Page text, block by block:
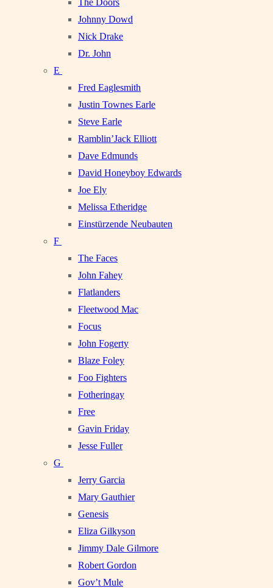
The Doors
Johnny Dowd
Nick Drake
Dr. John
E
Fred Eaglesmith
Justin Townes Earle
Steve Earle
Ramblin’Jack Elliott
Dave Edmunds
David Honeyboy Edwards
Joe Ely
Melissa Etheridge
Einstürzende Neubauten
F
The Faces
John Fahey
Flatlanders
Fleetwood Mac
Focus
John Fogerty
Blaze Foley
Foo Fighters
Fotheringay
Free
Gavin Friday
Jesse Fuller
G
Jerry Garcia
Mary Gauthier
Genesis
Eliza Gilkyson
Jimmy Dale Gilmore
Robert Gordon
Gov’t Mule